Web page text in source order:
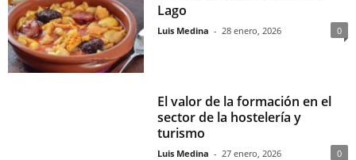
Lago
Luis Medina - 28 enero, 2026 0
El valor de la formación en el
sector de la hostelería y
turismo
Luis Medina - 27 enero, 2026 0